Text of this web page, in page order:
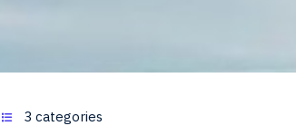
3 categories